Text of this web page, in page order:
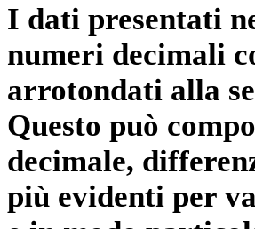
I dati presentati
numeri decimali
arrotondati alla
Questo può
decimale,
più evidenti per